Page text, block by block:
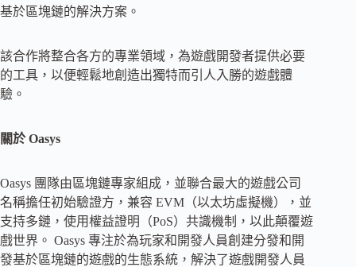
基於區塊鏈的解決方案。
該合作將整合各方的專業領域，為遊戲開發者提供必要
的工具，以便輕鬆地創造出獨特而引人入勝的遊戲體
驗。
關於 Oasys
Oasys 團隊由區塊鏈專家組成，並聯合最大的遊戲公司
名稱擔任初始驗證方，兼容 EVM（以太坊虛擬機），並
支持多鏈，使用權益證明（PoS）共識機制，以此顛覆遊
戲世界。 Oasys 專注於為玩家和開發人員創建分發和開
發基於區塊鏈的遊戲的生態系統，解決了遊戲開發人員